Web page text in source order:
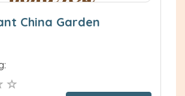
China Garden